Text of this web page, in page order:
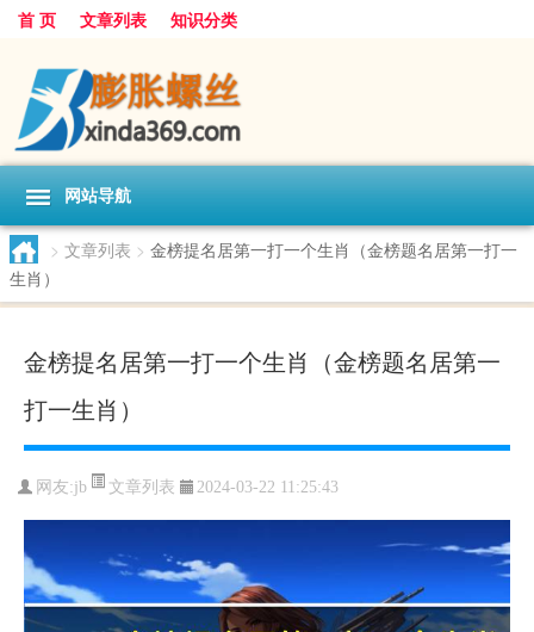
首 页 文章列表 知识分类
网站导航
> 文章列表 > 金榜提名居第一打一个生肖（金榜题名居第一打一
生肖）
金榜提名居第一打一个生肖（金榜题名居第一
打一生肖）
网友:jb 文章列表 2024-03-22 11:25:43